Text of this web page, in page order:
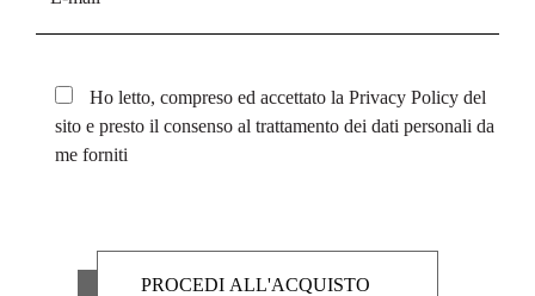
Ho letto, compreso ed accettato la Privacy Policy del
sito e presto il consenso al trattamento dei dati personali da
me forniti